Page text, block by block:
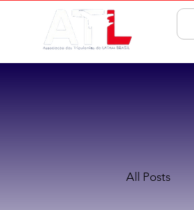
All Posts